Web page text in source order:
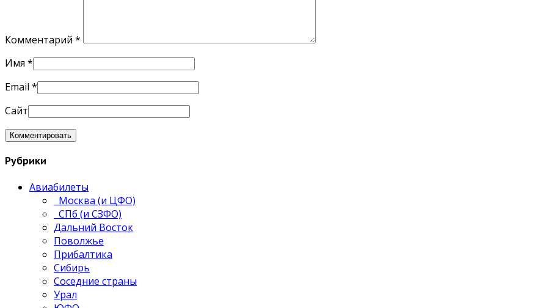
Комментарий *
Имя *
Email *
Сайт
Рубрики
Авиабилеты
Москва (и ЦФО)
СПб (и СЗФО)
Дальний Восток
Поволжье
Прибалтика
Сибирь
Соседние страны
Урал